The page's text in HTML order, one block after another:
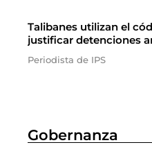
Talibanes utilizan el
justificar detenciones
Periodista de IPS
Gobernanza